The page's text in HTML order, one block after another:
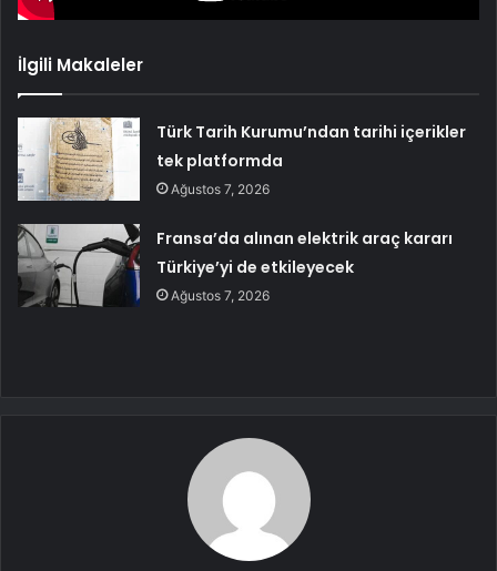
İlgili Makaleler
Türk Tarih Kurumu’ndan tarihi içerikler
tek platformda
Ağustos 7, 2026
Fransa’da alınan elektrik araç kararı
Türkiye’yi de etkileyecek
Ağustos 7, 2026